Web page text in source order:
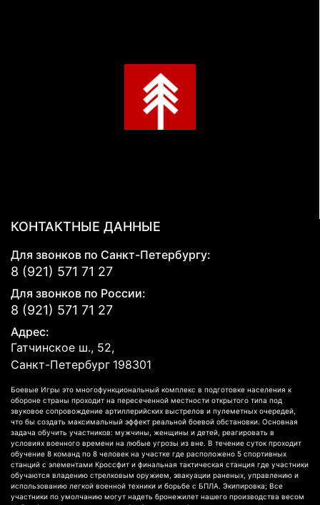
КОНТАКТНЫЕ ДАННЫЕ
Для звонков по Санкт-Петербургу:
8 (921) 571 71 27
Для звонков по России:
8 (921) 571 71 27
Адрес:
Гатчинское ш., 52,
Санкт-Петербург 198301
Боевые Игры это многофункциональный комплекс в подготовке населения к
обороне страны проходит на пересеченной местности открытого типа под
звуковое сопровождение артиллерийских выстрелов и пулеметных очередей,
что бы создать максимальный эффект реальной боевой обстановки. Основная
задача обучить участников: мужчины, женщины и детей, реагировать в
условиях военного времени на любые угрозы из вне. В течение суток проходит
обучение 8 команд по 8 человек на участке где расположено 5 спортивных
станций с элементами Кроссфит и финальная тактическая станция где участники
обучаются владению стрелковым оружием, эвакуации раненых, управлению и
использованию легкой военной техники и борьбе с БПЛА. Экипировка; Все
участники по умолчанию могут надеть бронежилет нашего производства весом